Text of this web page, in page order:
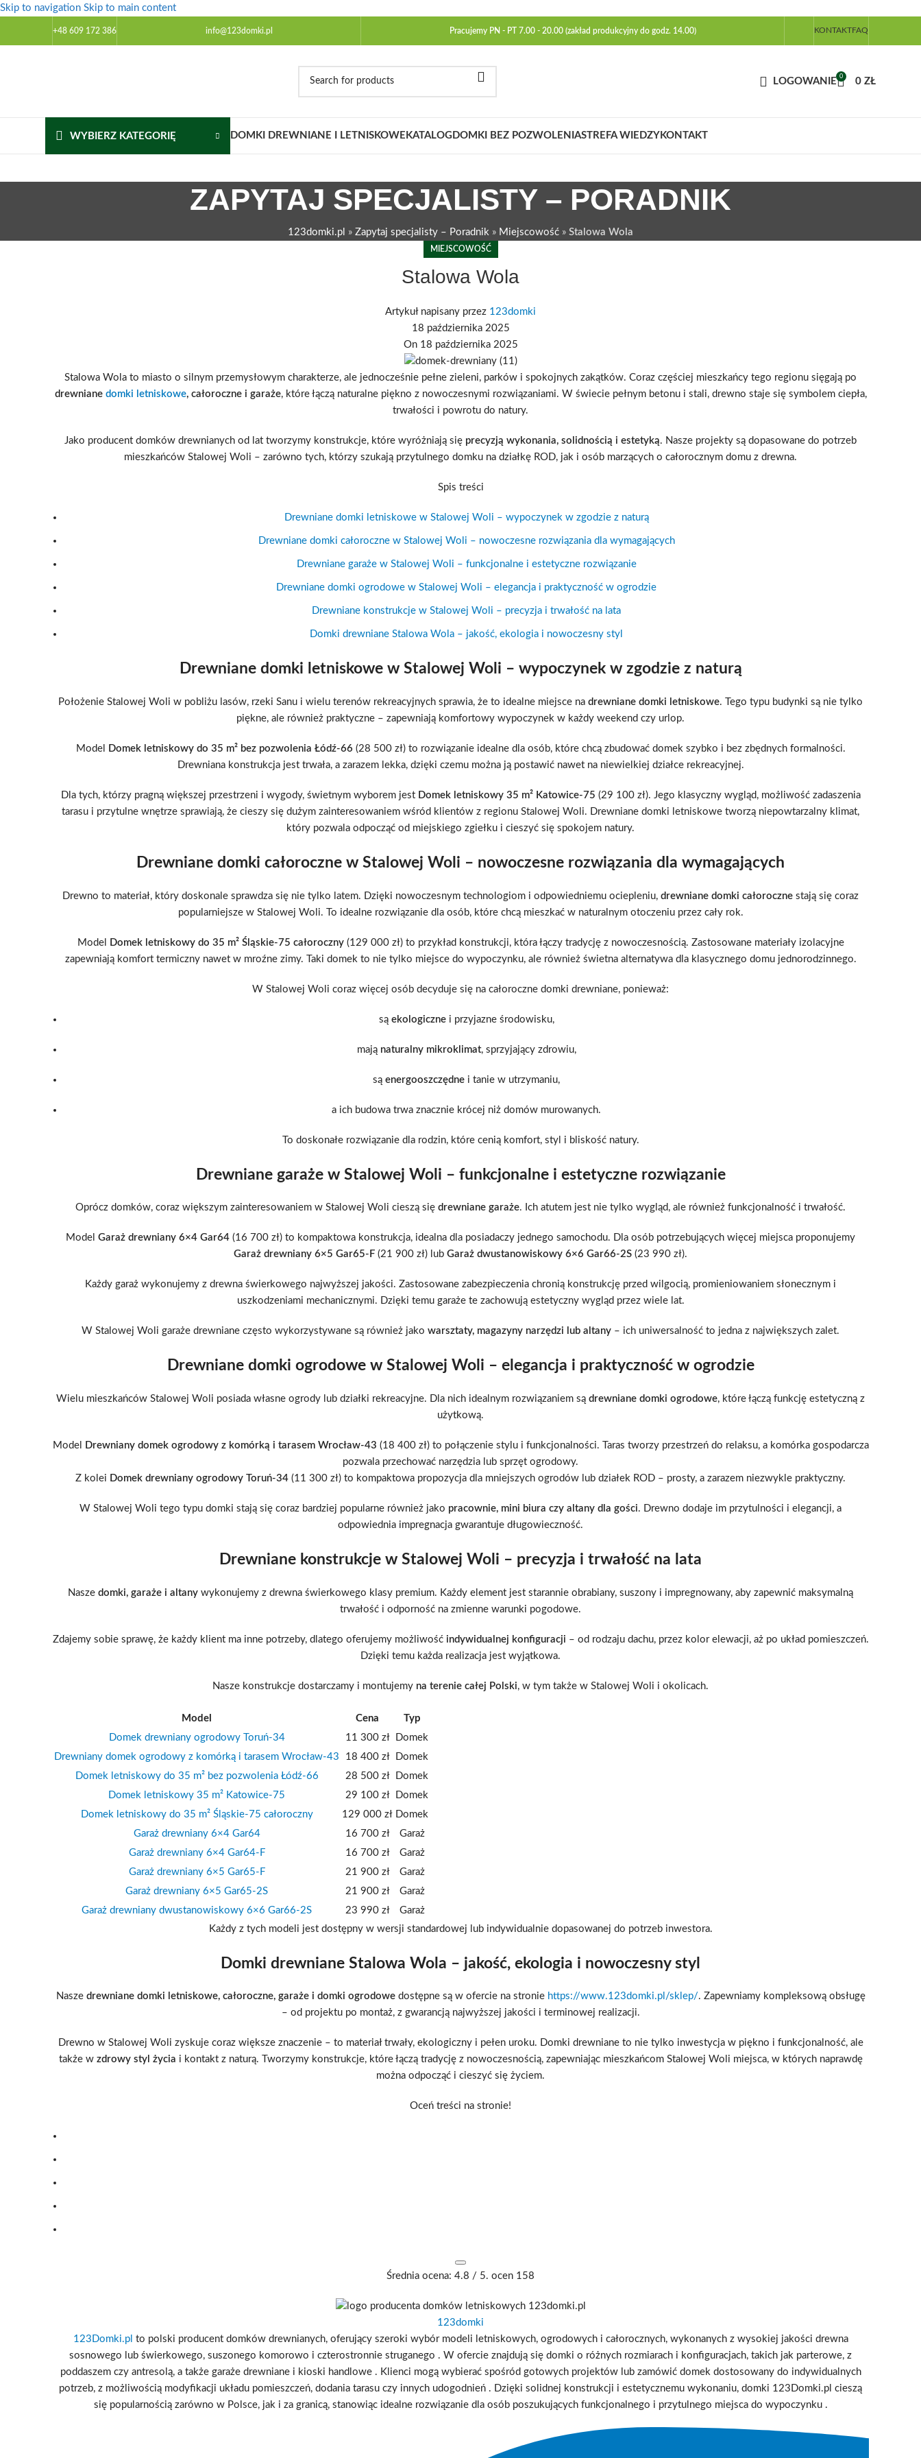
Skip to navigation Skip to main content
+48 609 172 386 info@123domki.pl Pracujemy PN - PT 7.00 - 20.00 (zakład produkcyjny do godz. 14.00) KONTAKTFAQ
LOGOWANIE 0 0 ZŁ
WYBIERZ KATEGORIĘ DOMKI DREWNIANE I LETNISKOWE KATALOG DOMKI BEZ POZWOLENIASTREFA WIEDZY KONTAKT
ZAPYTAJ SPECJALISTY – PORADNIK
123domki.pl » Zapytaj specjalisty – Poradnik » Miejscowość » Stalowa Wola
MIEJSCOWOŚĆ
Stalowa Wola
Artykuł napisany przez 123domki
18 października 2025
On 18 października 2025
Stalowa Wola to miasto o silnym przemysłowym charakterze, ale jednocześnie pełne zieleni, parków i spokojnych zakątków. Coraz częściej mieszkańcy tego regionu sięgają po
drewniane domki letniskowe, całoroczne i garaże, które łączą naturalne piękno z nowoczesnymi rozwiązaniami. W świecie pełnym betonu i stali, drewno staje się symbolem ciepła,
trwałości i powrotu do natury.
Jako producent domków drewnianych od lat tworzymy konstrukcje, które wyróżniają się precyzją wykonania, solidnością i estetyką. Nasze projekty są dopasowane do potrzeb
mieszkańców Stalowej Woli – zarówno tych, którzy szukają przytulnego domku na działkę ROD, jak i osób marzących o całorocznym domu z drewna.
Spis treści
Drewniane domki letniskowe w Stalowej Woli – wypoczynek w zgodzie z naturą
Drewniane domki całoroczne w Stalowej Woli – nowoczesne rozwiązania dla wymagających
Drewniane garaże w Stalowej Woli – funkcjonalne i estetyczne rozwiązanie
Drewniane domki ogrodowe w Stalowej Woli – elegancja i praktyczność w ogrodzie
Drewniane konstrukcje w Stalowej Woli – precyzja i trwałość na lata
Domki drewniane Stalowa Wola – jakość, ekologia i nowoczesny styl
Drewniane domki letniskowe w Stalowej Woli – wypoczynek w zgodzie z naturą
Położenie Stalowej Woli w pobliżu lasów, rzeki Sanu i wielu terenów rekreacyjnych sprawia, że to idealne miejsce na drewniane domki letniskowe. Tego typu budynki są nie tylko
piękne, ale również praktyczne – zapewniają komfortowy wypoczynek w każdy weekend czy urlop.
Model Domek letniskowy do 35 m² bez pozwolenia Łódź-66 (28 500 zł) to rozwiązanie idealne dla osób, które chcą zbudować domek szybko i bez zbędnych formalności.
Drewniana konstrukcja jest trwała, a zarazem lekka, dzięki czemu można ją postawić nawet na niewielkiej działce rekreacyjnej.
Dla tych, którzy pragną większej przestrzeni i wygody, świetnym wyborem jest Domek letniskowy 35 m² Katowice-75 (29 100 zł). Jego klasyczny wygląd, możliwość zadaszenia
tarasu i przytulne wnętrze sprawiają, że cieszy się dużym zainteresowaniem wśród klientów z regionu Stalowej Woli. Drewniane domki letniskowe tworzą niepowtarzalny klimat,
który pozwala odpocząć od miejskiego zgiełku i cieszyć się spokojem natury.
Drewniane domki całoroczne w Stalowej Woli – nowoczesne rozwiązania dla wymagających
Drewno to materiał, który doskonale sprawdza się nie tylko latem. Dzięki nowoczesnym technologiom i odpowiedniemu ociepleniu, drewniane domki całoroczne stają się coraz
popularniejsze w Stalowej Woli. To idealne rozwiązanie dla osób, które chcą mieszkać w naturalnym otoczeniu przez cały rok.
Model Domek letniskowy do 35 m² Śląskie-75 całoroczny(129 000 zł) to przykład konstrukcji, która łączy tradycję z nowoczesnością. Zastosowane materiały izolacyjne
zapewniają komfort termiczny nawet w mroźne zimy. Taki domek to nie tylko miejsce do wypoczynku, ale również świetna alternatywa dla klasycznego domu jednorodzinnego.
W Stalowej Woli coraz więcej osób decyduje się na całoroczne domki drewniane, ponieważ:
są ekologicznei przyjazne środowisku,
mają naturalny mikroklimat, sprzyjający zdrowiu,
są energooszczędne i tanie w utrzymaniu,
a ich budowa trwa znacznie krócej niż domów murowanych.
To doskonałe rozwiązanie dla rodzin, które cenią komfort, styl i bliskość natury.
Drewniane garaże w Stalowej Woli – funkcjonalne i estetyczne rozwiązanie
Oprócz domków, coraz większym zainteresowaniem w Stalowej Woli cieszą się drewniane garaże. Ich atutem jest nie tylko wygląd, ale również funkcjonalność i trwałość.
Model Garaż drewniany 6×4 Gar64 (16 700 zł) to kompaktowa konstrukcja, idealna dla posiadaczy jednego samochodu. Dla osób potrzebujących więcej miejsca proponujemy
Garaż drewniany 6×5 Gar65-F (21 900 zł) lub Garaż dwustanowiskowy 6×6 Gar66-2S (23 990 zł).
Każdy garaż wykonujemy z drewna świerkowego najwyższej jakości. Zastosowane zabezpieczenia chronią konstrukcję przed wilgocią, promieniowaniem słonecznym i
uszkodzeniami mechanicznymi. Dzięki temu garaże te zachowują estetyczny wygląd przez wiele lat.
W Stalowej Woli garaże drewniane często wykorzystywane są również jako warsztaty, magazyny narzędzi lub altany – ich uniwersalność to jedna z największych zalet.
Drewniane domki ogrodowe w Stalowej Woli – elegancja i praktyczność w ogrodzie
Wielu mieszkańców Stalowej Woli posiada własne ogrody lub działki rekreacyjne. Dla nich idealnym rozwiązaniem są drewniane domki ogrodowe, które łączą funkcję estetyczną z
użytkową.
Model Drewniany domek ogrodowy z komórką i tarasem Wrocław-43 (18 400 zł) to połączenie stylu i funkcjonalności. Taras tworzy przestrzeń do relaksu, a komórka gospodarcza
pozwala przechować narzędzia lub sprzęt ogrodowy.
Z kolei Domek drewniany ogrodowy Toruń-34 (11 300 zł) to kompaktowa propozycja dla mniejszych ogrodów lub działek ROD – prosty, a zarazem niezwykle praktyczny.
W Stalowej Woli tego typu domki stają się coraz bardziej popularne również jako pracownie, mini biura czy altany dla gości. Drewno dodaje im przytulności i elegancji, a
odpowiednia impregnacja gwarantuje długowieczność.
Drewniane konstrukcje w Stalowej Woli – precyzja i trwałość na lata
Nasze domki, garaże i altany wykonujemy z drewna świerkowego klasy premium. Każdy element jest starannie obrabiany, suszony i impregnowany, aby zapewnić maksymalną
trwałość i odporność na zmienne warunki pogodowe.
Zdajemy sobie sprawę, że każdy klient ma inne potrzeby, dlatego oferujemy możliwość indywidualnej konfiguracji – od rodzaju dachu, przez kolor elewacji, aż po układ pomieszczeń.
Dzięki temu każda realizacja jest wyjątkowa.
Nasze konstrukcje dostarczamy i montujemy na terenie całej Polski, w tym także w Stalowej Woli i okolicach.
Model Cena
Typ
Domek drewniany ogrodowy Toruń-34
11 300 zł
Domek
Drewniany domek ogrodowy z komórką i tarasem Wrocław-43
18 400 zł
Domek
Domek letniskowy do 35 m² bez pozwolenia Łódź-66
28 500 zł
Domek
Domek letniskowy 35 m² Katowice-75
29 100 zł
Domek
Domek letniskowy do 35 m² Śląskie-75 całoroczny
129 000 zł Domek
Garaż drewniany 6×4 Gar64
16 700 zł
Garaż
Garaż drewniany 6×4 Gar64-F
16 700 zł
Garaż
Garaż drewniany 6×5 Gar65-F
21 900 zł
Garaż
Garaż drewniany 6×5 Gar65-2S
21 900 zł
Garaż
Garaż drewniany dwustanowiskowy 6×6 Gar66-2S
23 990 zł
Garaż
Każdy z tych modeli jest dostępny w wersji standardowej lub indywidualnie dopasowanej do potrzeb inwestora.
Domki drewniane Stalowa Wola – jakość, ekologia i nowoczesny styl
Nasze drewniane domki letniskowe, całoroczne, garaże i domki ogrodowedostępne są w ofercie na stronie https://www.123domki.pl/sklep/. Zapewniamy kompleksową obsługę
– od projektu po montaż, z gwarancją najwyższej jakości i terminowej realizacji.
Drewno w Stalowej Woli zyskuje coraz większe znaczenie – to materiał trwały, ekologiczny i pełen uroku. Domki drewniane to nie tylko inwestycja w piękno i funkcjonalność, ale
także w zdrowy styl życia i kontakt z naturą. Tworzymy konstrukcje, które łączą tradycję z nowoczesnością, zapewniając mieszkańcom Stalowej Woli miejsca, w których naprawdę
można odpocząć i cieszyć się życiem.
Oceń treści na stronie!
Średnia ocena: 4.8 / 5. ocen 158
123domki
123Domki.pl to polski producent domków drewnianych, oferujący szeroki wybór modeli letniskowych, ogrodowych i całorocznych, wykonanych z wysokiej jakości drewna
sosnowego lub świerkowego, suszonego komorowo i czterostronnie struganego . W ofercie znajdują się domki o różnych rozmiarach i konfiguracjach, takich jak parterowe, z
poddaszem czy antresolą, a także garaże drewniane i kioski handlowe. Klienci mogą wybierać spośród gotowych projektów lub zamówić domek dostosowany do indywidualnych
potrzeb, z możliwością modyfikacji układu pomieszczeń, dodania tarasu czy innych udogodnień . Dzięki solidnej konstrukcji i estetycznemu wykonaniu, domki 123Domki.pl cieszą
się popularnością zarówno w Polsce, jak i za granicą, stanowiąc idealne rozwiązanie dla osób poszukujących funkcjonalnego i przytulnego miejsca do wypoczynku.